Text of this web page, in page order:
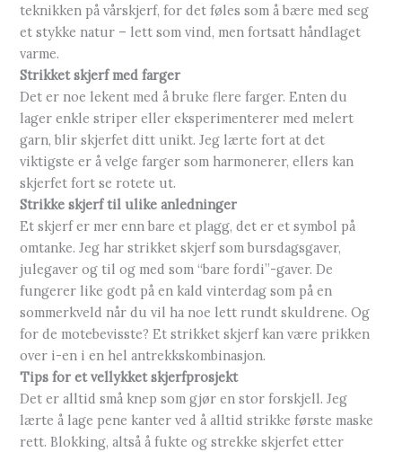
teknikken på vårskjerf, for det føles som å bære med seg
et stykke natur – lett som vind, men fortsatt håndlaget
varme.
Strikket skjerf med farger
Det er noe lekent med å bruke flere farger. Enten du
lager enkle striper eller eksperimenterer med melert
garn, blir skjerfet ditt unikt. Jeg lærte fort at det
viktigste er å velge farger som harmonerer, ellers kan
skjerfet fort se rotete ut.
Strikke skjerf til ulike anledninger
Et skjerf er mer enn bare et plagg, det er et symbol på
omtanke. Jeg har strikket skjerf som bursdagsgaver,
julegaver og til og med som “bare fordi”-gaver. De
fungerer like godt på en kald vinterdag som på en
sommerkveld når du vil ha noe lett rundt skuldrene. Og
for de motebevisste? Et strikket skjerf kan være prikken
over i-en i en hel antrekkskombinasjon.
Tips for et vellykket skjerfprosjekt
Det er alltid små knep som gjør en stor forskjell. Jeg
lærte å lage pene kanter ved å alltid strikke første maske
rett. Blokking, altså å fukte og strekke skjerfet etter